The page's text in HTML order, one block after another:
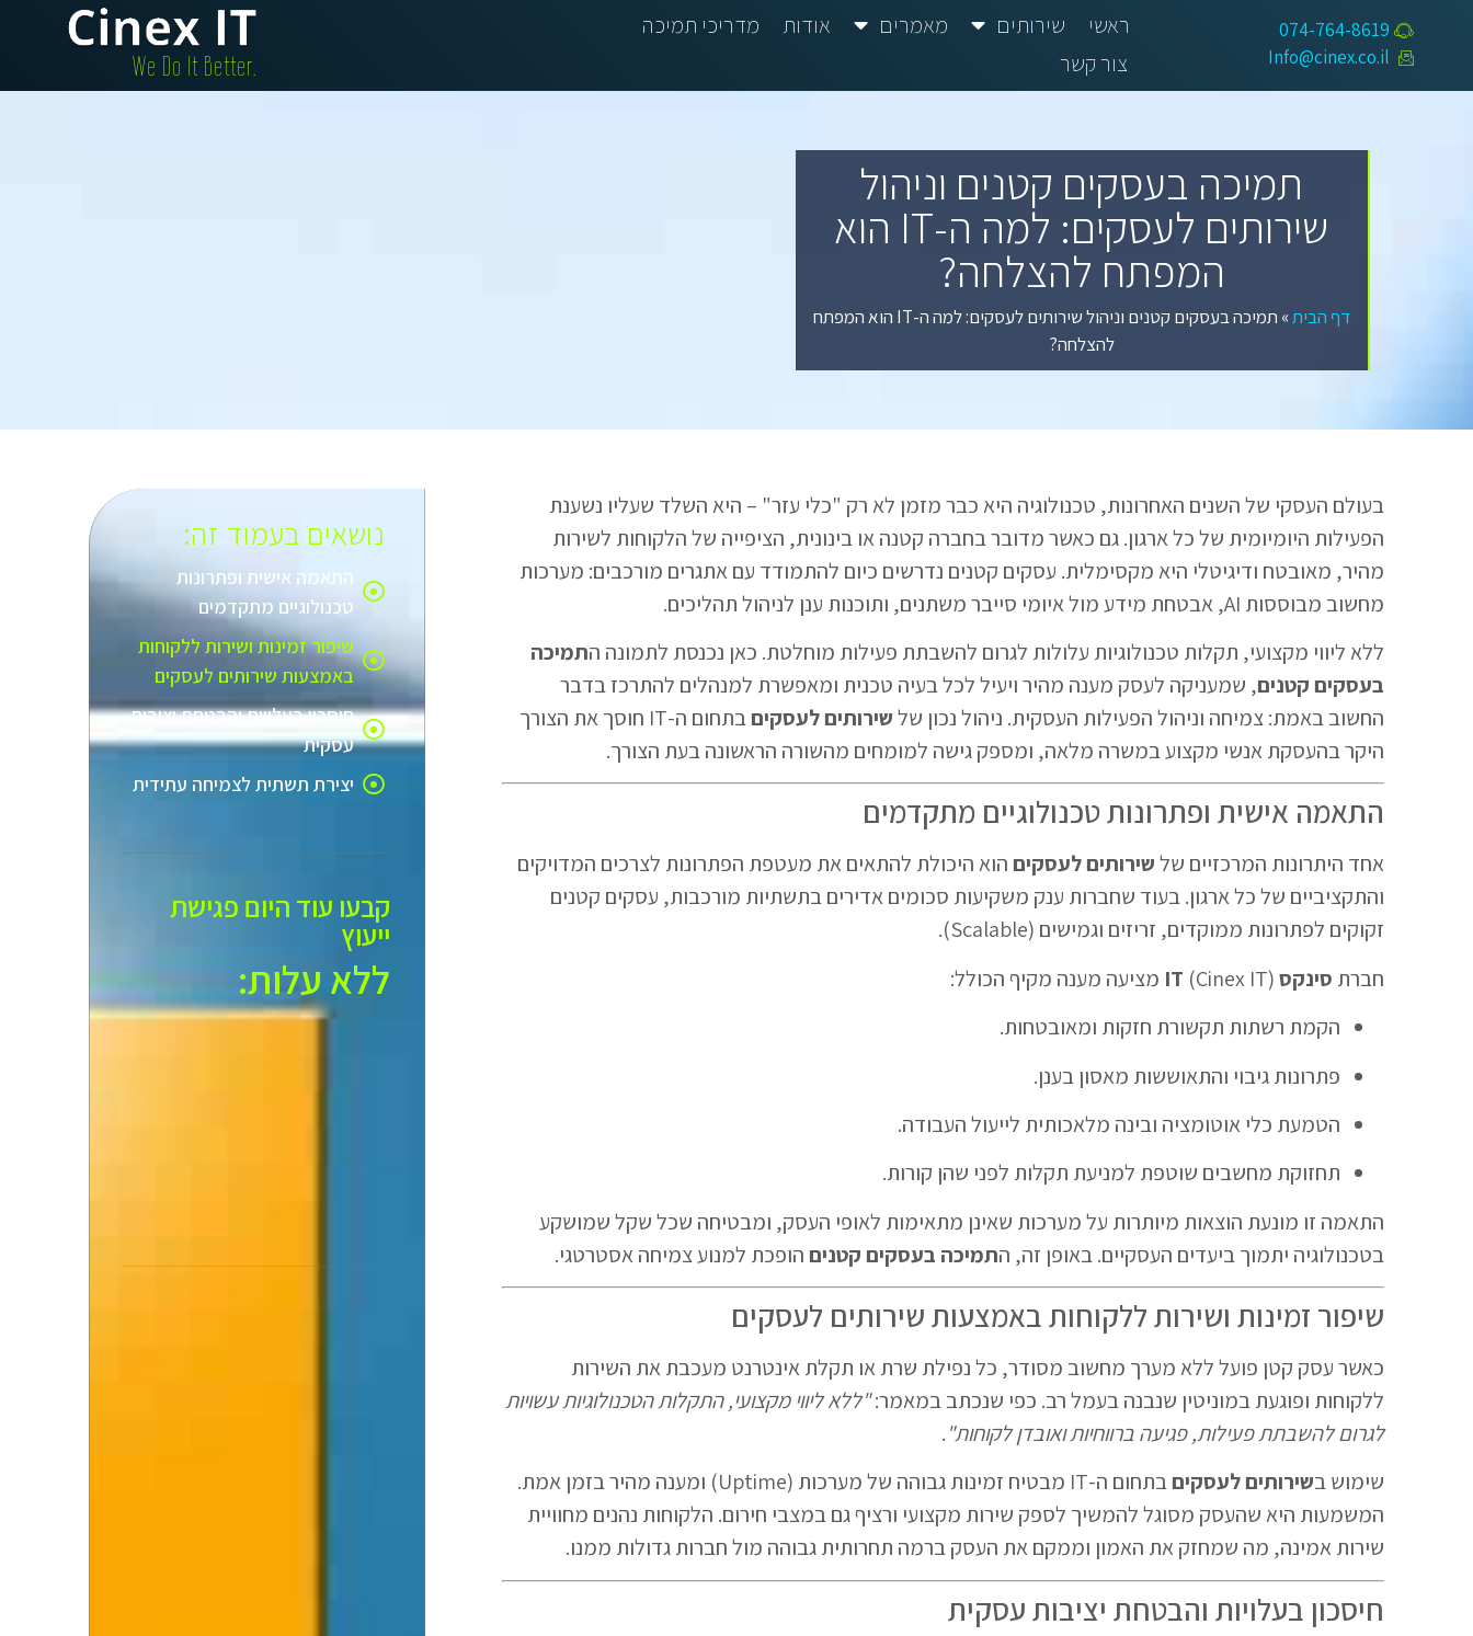
074-764-8619​
Info@cinex.co.il
ראשי שירותים מאמרים אודות
מדריכי תמיכה
צור קשר
תמיכה בעסקים קטנים וניהול
שירותים לעסקים: למה ה-IT הוא
המפתח להצלחה?
דף הבית»
תמיכה בעסקים קטנים וניהול שירותים לעסקים: למה ה-IT הוא המפתח
להצלחה?
בעולם העסקי של השנים האחרונות, טכנולוגיה היא כבר מזמן לא רק "כלי עזר" – היא השלד שעליו נשענת
הפעילות היומיומית של כל ארגון. גם כאשר מדובר בחברה קטנה או בינונית, הציפייה של הלקוחות לשירות
מהיר, מאובטח ודיגיטלי היא מקסימלית. עסקים קטנים נדרשים כיום להתמודד עם אתגרים מורכבים: מערכות
מחשוב מבוססות AI, אבטחת מידע מול איומי סייבר משתנים, ותוכנות ענן לניהול תהליכים.
ללא ליווי מקצועי, תקלות טכנולוגיות עלולות לגרום להשבתת פעילות מוחלטת. כאן נכנסת לתמונה התמיכה
בעסקים קטנים, שמעניקה לעסק מענה מהיר ויעיל לכל בעיה טכנית ומאפשרת למנהלים להתרכז בדבר
החשוב באמת: צמיחה וניהול הפעילות העסקית. ניהול נכון שלשירותים לעסקים
בתחום ה-IT חוסך את הצורך
היקר בהעסקת אנשי מקצוע במשרה מלאה, ומספק גישה למומחים מהשורה הראשונה בעת הצורך.
התאמה אישית ופתרונות טכנולוגיים מתקדמים
אחד היתרונות המרכזיים שלשירותים לעסקים הוא היכולת להתאים את מעטפת הפתרונות לצרכים המדויקים
והתקציביים של כל ארגון. בעוד שחברות ענק משקיעות סכומים אדירים בתשתיות מורכבות, עסקים קטנים
זקוקים לפתרונות ממוקדים, זריזים וגמישים (Scalable).
חברת סינקס IT(Cinex IT) מציעה מענה מקיף הכולל:
הקמת רשתות תקשורת חזקות ומאובטחות.
פתרונות גיבוי והתאוששות מאסון בענן.
הטמעת כלי אוטומציה ובינה מלאכותית לייעול העבודה.
תחזוקת מחשבים שוטפת למניעת תקלות לפני שהן קורות.
התאמה זו מונעת הוצאות מיותרות על מערכות שאינן מתאימות לאופי העסק, ומבטיחה שכל שקל שמושקע
בטכנולוגיה יתמוך ביעדים העסקיים. באופן זה, התמיכה בעסקים קטנים הופכת למנוע צמיחה אסטרטגי.
שיפור זמינות ושירות ללקוחות באמצעות שירותים לעסקים
כאשר עסק קטן פועל ללא מערך מחשוב מסודר, כל נפילת שרת או תקלת אינטרנט מעכבת את השירות
ללקוחות ופוגעת במוניטין שנבנה בעמל רב. כפי שנכתב במאמר:"ללא ליווי מקצועי, התקלות הטכנולוגיות עשויות
לגרום להשבתת פעילות, פגיעה ברווחיות ואובדן לקוחות".
שימוש בשירותים לעסקים
בתחום ה-IT מבטיח זמינות גבוהה של מערכות (Uptime) ומענה מהיר בזמן אמת.
המשמעות היא שהעסק מסוגל להמשיך לספק שירות מקצועי ורציף גם במצבי חירום. הלקוחות נהנים מחוויית
שירות אמינה, מה שמחזק את האמון וממקם את העסק ברמה תחרותית גבוהה מול חברות גדולות ממנו.
חיסכון בעלויות והבטחת יציבות עסקית
נושאים בעמוד זה:
התאמה אישית ופתרונות
טכנולוגיים מתקדמים
שיפור זמינות ושירות ללקוחות
באמצעות שירותים לעסקים
חיסכון בעלויות והבטחת יציבות
עסקית
יצירת תשתית לצמיחה עתידית
קבעו עוד היום פגישת
ייעוץ
ללא עלות:​